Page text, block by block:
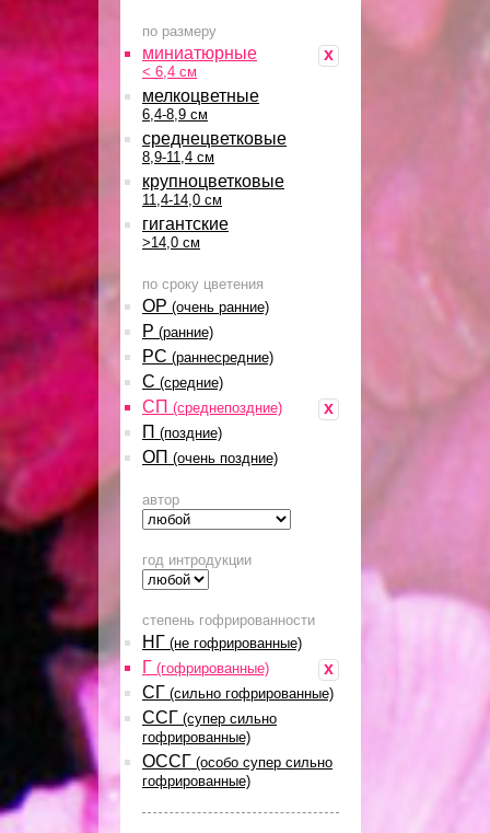
по размеру
x
миниатюрные
< 6,4 см
мелкоцветные
6,4-8,9 см
среднецветковые
8,9-11,4 см
крупноцветковые
11,4-14,0 см
гигантские
>14,0 см
по сроку цветения
ОР (очень ранние)
Р (ранние)
РС (раннесредние)
С (средние)
x
СП (среднепоздние)
П (поздние)
ОП (очень поздние)
автор
год интродукции
степень гофрированности
НГ (не гофрированные)
x
Г (гофрированные)
СГ (сильно гофрированные)
ССГ (супер сильно
гофрированные)
ОССГ (особо супер сильно
гофрированные)